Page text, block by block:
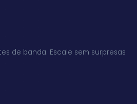
de banda. Escale sem surpresas